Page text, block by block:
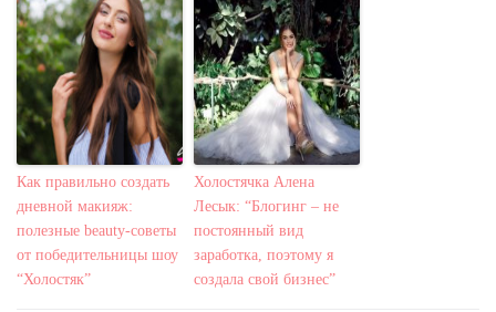
Как правильно создать
дневной макияж:
полезные beauty-советы
от победительницы шоу
“Холостяк”
Холостячка Алена
Лесык: “Блогинг – не
постоянный вид
заработка, поэтому я
создала свой бизнес”